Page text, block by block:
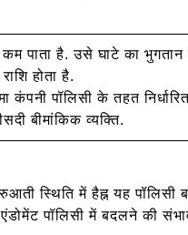
पाता है. उसे घाटे का
होता है.
कंपनी पॉलिसी के तहत
बीमांकिक व्यक्ति.
स्थिति में हैह्न यह पॉलिसी
पॉलिसी में बदलने की